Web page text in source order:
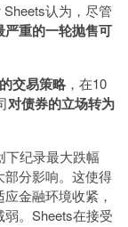
认为，尽管
严重的一轮抛售可
交易策略 ，在10
对债券的立场转为
下纪录最大跌幅
部分影响。这使得
金融环境收紧，
。Sheets在接受